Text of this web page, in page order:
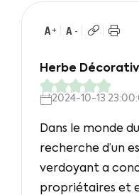
Herbe
2024-10-13
Dans le monde
recherche d’un
verdoyant a
propriétaires et